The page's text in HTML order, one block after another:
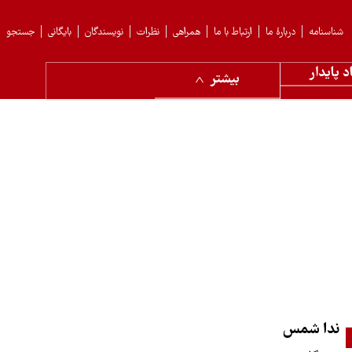
جستجو بایگانی نویسندگان نظرات همراهی ارتباط با ما دربارهٔ ما شناسنامه
پایدار بیشتر
ندا شمس